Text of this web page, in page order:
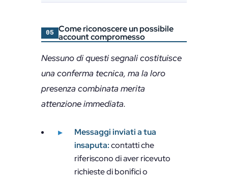
05 Come riconoscere un possibile
account compromesso
Nessuno di questi segnali costituisce
una conferma tecnica, ma la loro
presenza combinata merita
attenzione immediata.
Messaggi inviati a tua
insaputa:contatti che
riferiscono di aver ricevuto
richieste di bonifici o